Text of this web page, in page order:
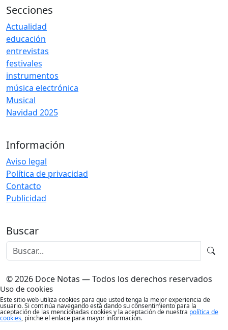
Secciones
Actualidad
educación
entrevistas
festivales
instrumentos
música electrónica
Musical
Navidad 2025
Información
Aviso legal
Política de privacidad
Contacto
Publicidad
Buscar
© 2026 Doce Notas — Todos los derechos reservados
Uso de cookies
Este sitio web utiliza cookies para que usted tenga la mejor experiencia de
usuario. Si continúa navegando está dando su consentimiento para la
aceptación de las mencionadas cookies y la aceptación de nuestra política de
cookies, pinche el enlace para mayor información.